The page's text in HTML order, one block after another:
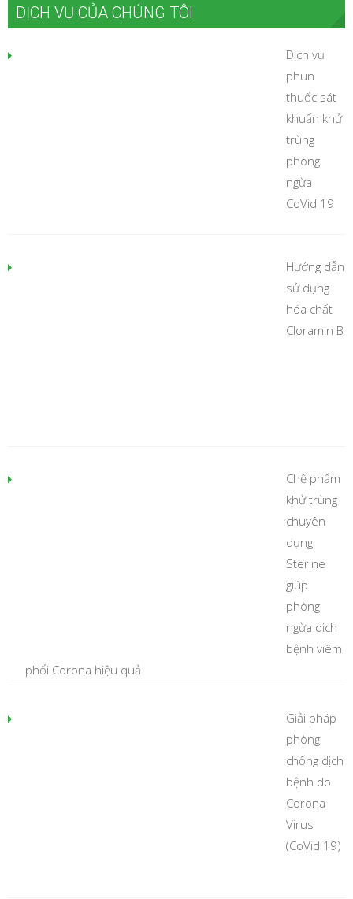
DỊCH VỤ CỦA CHÚNG TÔI
Dịch vụ
phun
thuốc sát
khuẩn khử
trùng
phòng
ngừa
CoVid 19
Hướng dẫn
sử dụng
hóa chất
Cloramin B
Chế phẩm
khử trùng
chuyên
dụng
Sterine
giúp
phòng
ngừa dịch
bệnh viêm
phổi Corona hiệu quả
Giải pháp
phòng
chống dịch
bệnh do
Corona
Virus
(CoVid 19)